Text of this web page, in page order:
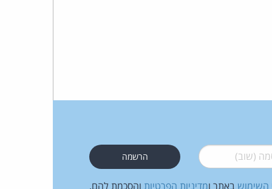
(שוב)*
השימוש באתר ומדיניות הפרטיות והסכמת להם.